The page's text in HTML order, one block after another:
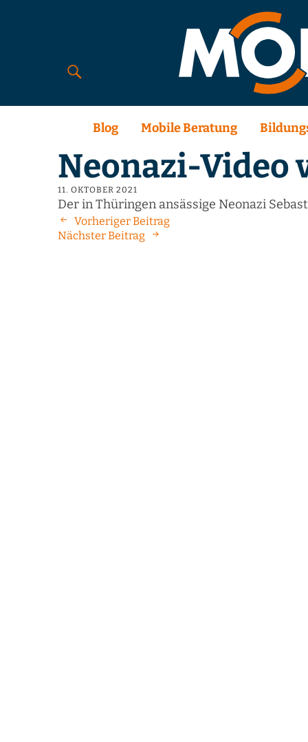
Blog Mobile Beratung
Neonazi-
11. OKTOBER 2021
Der in Thüringen ansässige Neonazi
Vorheriger Beitrag
Nächster Beitrag